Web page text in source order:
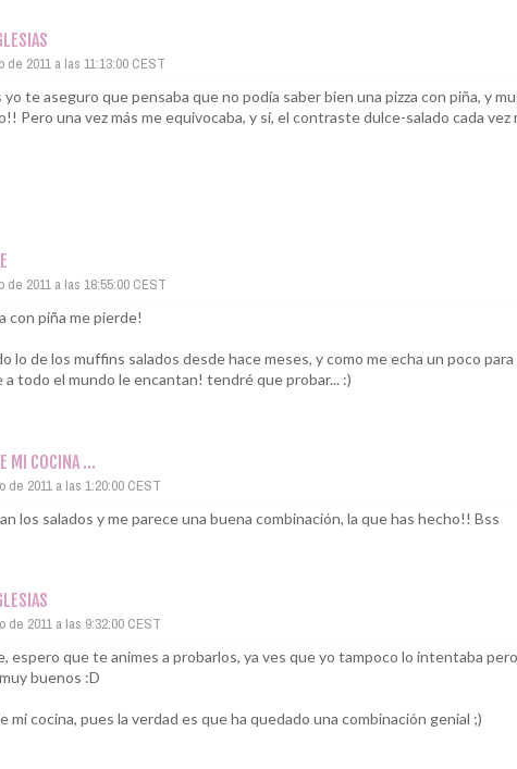
de 2011 a las 11:13:00 CEST
yo te aseguro que pensaba que no podía saber bien una pizza con piña, y
Pero una vez más me equivocaba, y sí, el contraste dulce-salado cada vez
de 2011 a las 18:55:00 CEST
con piña me pierde!
lo de los muffins salados desde hace meses, y como me echa un poco
a todo el mundo le encantan! tendré que probar... :)
MI COCINA ...
de 2011 a las 1:20:00 CEST
los salados y me parece una buena combinación, la que has hecho!! Bss
de 2011 a las 9:32:00 CEST
espero que te animes a probarlos, ya ves que yo tampoco lo intentaba
buenos :D
mi cocina, pues la verdad es que ha quedado una combinación genial ;)